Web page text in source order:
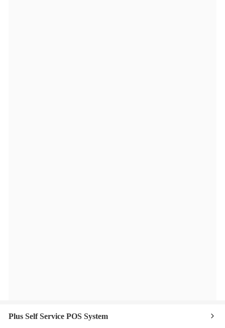
Plus Self Service POS System